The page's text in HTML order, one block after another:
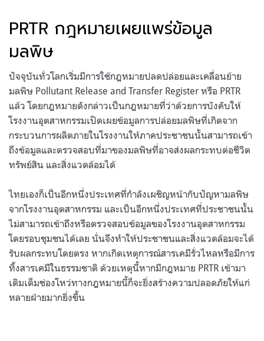
PRTR กฎหมายเผยแพร่ข้อมูล
มลพิษ
ปัจจุบันทั่วโลกเริ่มมีการใช้กฎหมายปลดปล่อยและเคลื่อนย้าย
มลพิษ Pollutant Release and Transfer Register หรือ PRTR
แล้ว โดยกฎหมายดังกล่าวเป็นกฎหมายที่ว่าด้วยการบังคับให้
โรงงานอุตสาหกรรมเปิดเผยข้อมูลการปล่อยมลพิษที่เกิดจาก
กระบวนการผลิตภายในโรงงานให้ภาคประชาชนนั้นสามารถเข้า
ถึงข้อมูลและตรวจสอบที่มาของมลพิษที่อาจส่งผลกระทบต่อชีวิต
ทรัพย์สิน และสิ่งแวดล้อมได้
ไทยเองก็เป็นอีกหนึ่งประเทศที่กำลังเผชิญหน้ากับปัญหามลพิษ
จากโรงงานอุตสาหกรรม และเป็นอีกหนึ่งประเทศที่ประชาชนนั้น
ไม่สามารถเข้าถึงหรือตรวจสอบข้อมูลของโรงงานอุตสาหกรรม
โดยรอบชุมชนได้เลย นั่นจึงทำให้ประชาชนและสิ่งแวดล้อมจะได้
รับผลกระทบโดยตรง หากเกิดเหตุการณ์สารเคมีรั่วไหลหรือมีการ
ทิ้งสารเคมีในธรรมชาติ ด้วยเหตุนี้หากมีกฎหมาย PRTR เข้ามา
เติมเต็มช่องโหว่ทางกฎหมายนี้ก็จะยิ่งสร้างความปลอดภัยให้แก่
หลายฝ่ายมากยิ่งขึ้น